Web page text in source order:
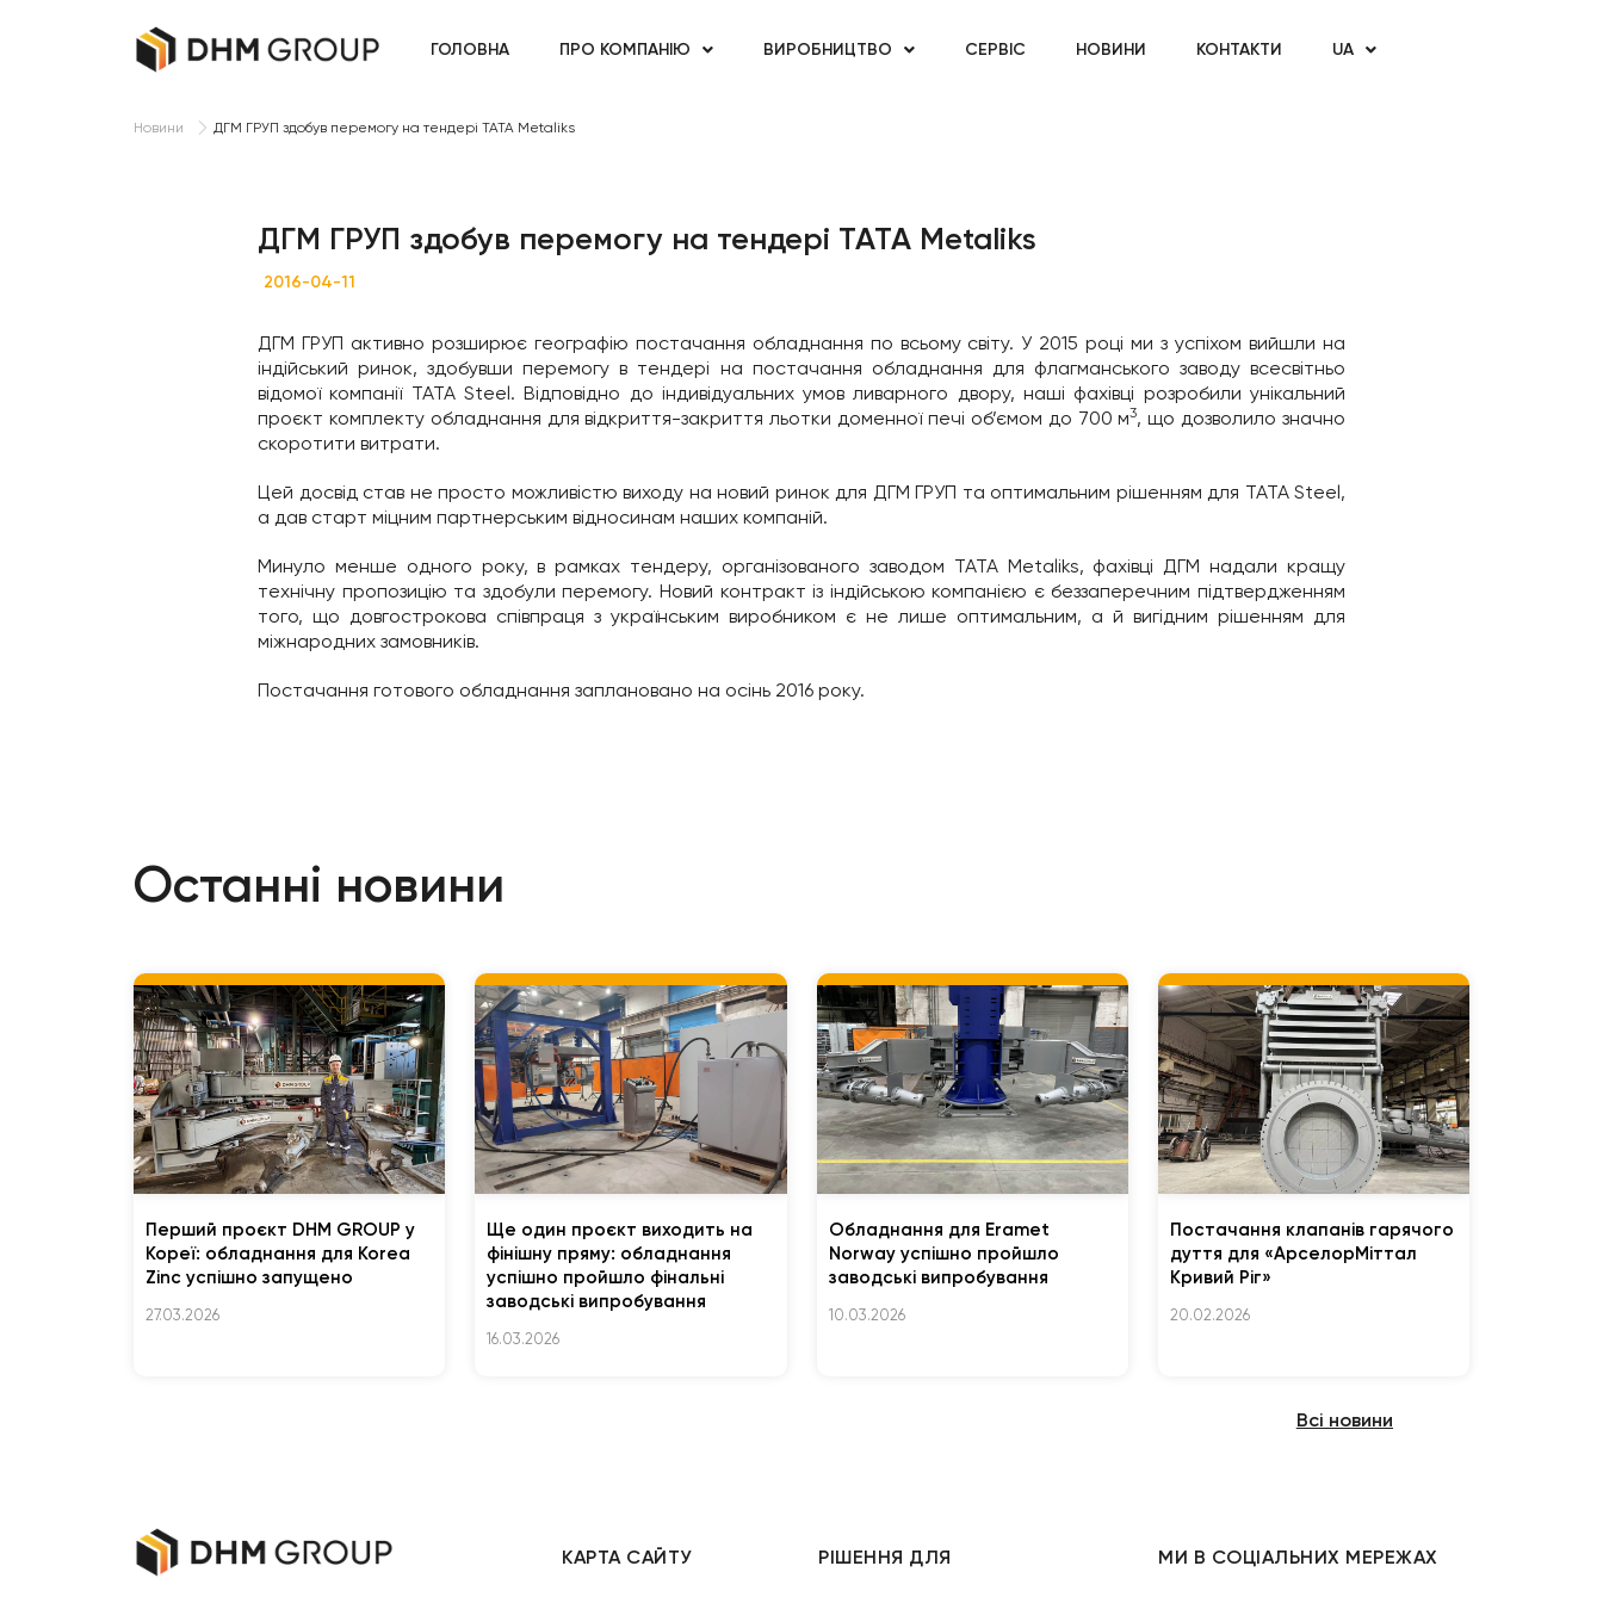
ГОЛОВНА ПРО КОМПАНІЮ ВИРОБНИЦТВО СЕРВІС НОВИНИ КОНТАКТИ UA
Новини ДГМ ГРУП здобув перемогу на тендері TATA Metaliks
ДГМ ГРУП здобув перемогу на тендері TATA Metaliks
2016-04-11
ДГМ ГРУП активно розширює географію постачання обладнання по всьому світу. У 2015 році ми з успіхом вийшли на
індійський ринок, здобувши перемогу в тендері на постачання обладнання для флагманського заводу всесвітньо
відомої компанії TATA Steel. Відповідно до індивідуальних умов ливарного двору, наші фахівці розробили унікальний
проєкт комплекту обладнання для відкриття-закриття льотки доменної печі об’ємом до 700 м3, що дозволило значно
скоротити витрати.
Цей досвід став не просто можливістю виходу на новий ринок для ДГМ ГРУП та оптимальним рішенням для TATA Steel,
а дав старт міцним партнерським відносинам наших компаній.
Минуло менше одного року, в рамках тендеру, організованого заводом TATA Metaliks, фахівці ДГМ надали кращу
технічну пропозицію та здобули перемогу. Новий контракт із індійською компанією є беззаперечним підтвердженням
того, що довгострокова співпраця з українським виробником є не лише оптимальним, а й вигідним рішенням для
міжнародних замовників.
Постачання готового обладнання заплановано на осінь 2016 року.
Останні новини
Перший проєкт DHM GROUP у
Кореї: обладнання для Korea
Zinc успішно запущено
27.03.2026
Ще один проєкт виходить на
фінішну пряму: обладнання
успішно пройшло фінальні
заводські випробування
16.03.2026
Обладнання для Eramet
Norway успішно пройшло
заводські випробування
10.03.2026
Постачання клапанів гарячого
дуття для «АрселорМіттал
Кривий Ріг»
20.02.2026
Всі новини
КАРТА САЙТУ РІШЕННЯ ДЛЯ МИ В СОЦІАЛЬНИХ МЕРЕЖАХ